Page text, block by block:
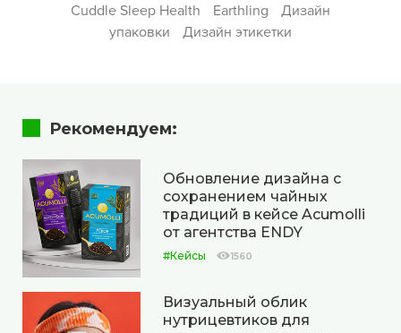
Cuddle Sleep Health Earthling
Дизайн
упаковки
Дизайн этикетки
Рекомендуем:
Обновление дизайна с
сохранением чайных
традиций в кейсе Acumolli
от агентства ENDY
#Кейсы 1560
Визуальный облик
нутрицевтиков для